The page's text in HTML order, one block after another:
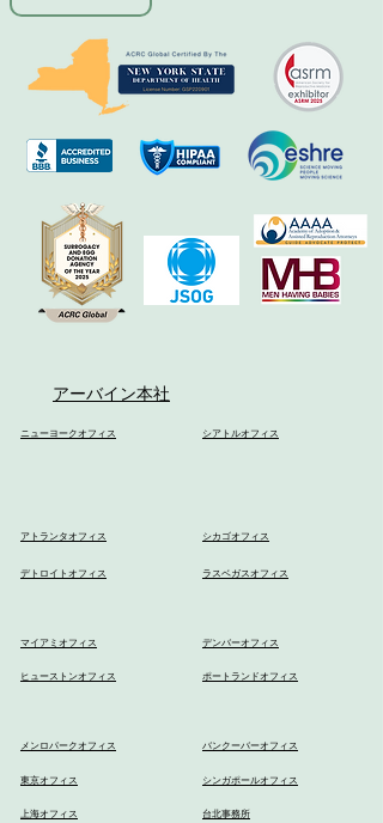
アーバイン本社
ニューヨークオフィス シアトルオフィス
アトランタオフィス
デトロイトオフィス
マイアミオフィス
ヒューストンオフィス
メンロパークオフィス
東京オフィス
上海オフィス
シカゴオフィス
ラスベガスオフィス
デンバーオフィス
ポートランドオフィス
バンクーバーオフィス
シンガポールオフィス
台北事務所